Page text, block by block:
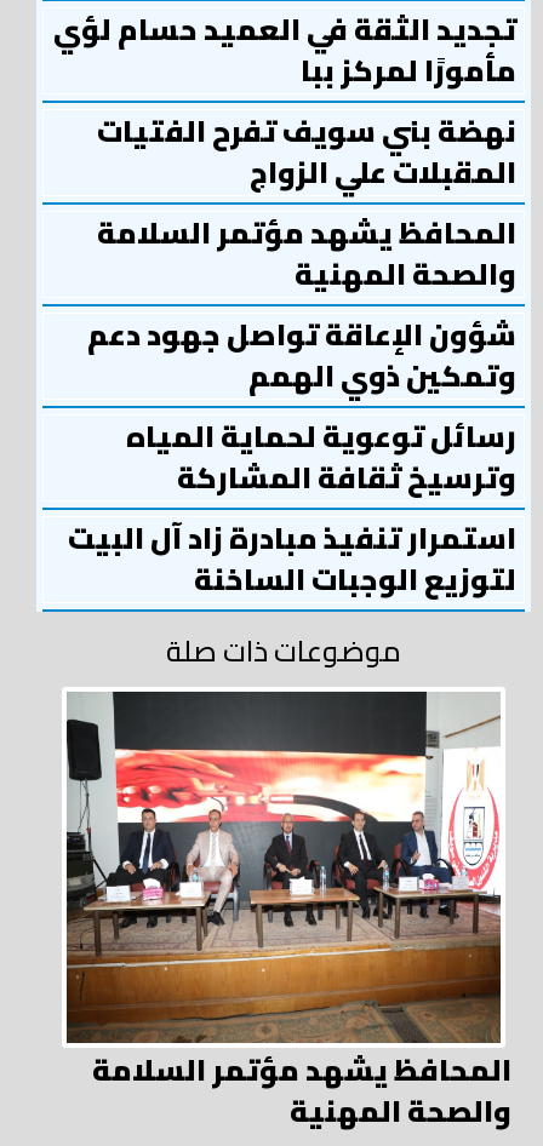
تجديد الثقة في العميد حسام لؤي
مأمورًا لمركز ببا
نهضة بني سويف تفرح الفتيات
المقبلات علي الزواج
المحافظ يشهد مؤتمر السلامة
والصحة المهنية
شؤون الإعاقة تواصل جهود دعم
وتمكين ذوي الهمم
رسائل توعوية لحماية المياه
وترسيخ ثقافة المشاركة
استمرار تنفيذ مبادرة زاد آل البيت
لتوزيع الوجبات الساخنة
موضوعات ذات صلة
المحافظ يشهد مؤتمر السلامة
والصحة المهنية